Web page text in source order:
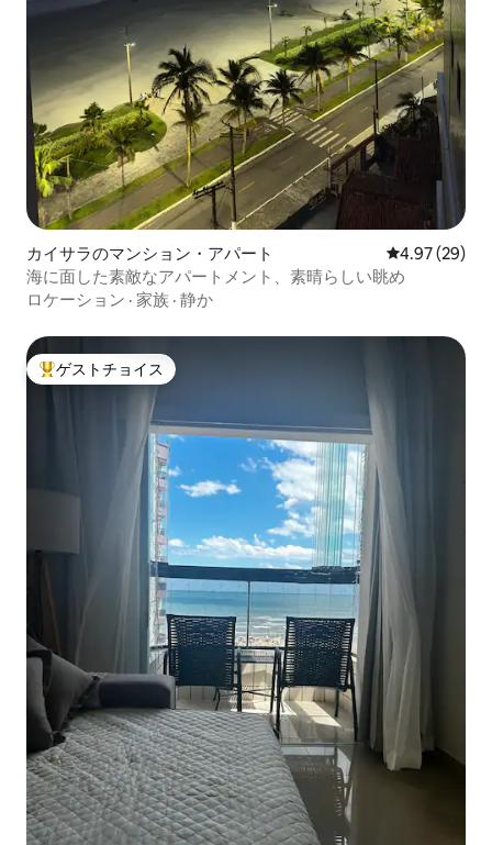
カイサラのマンション・アパート レビュー29
4.97 (29)
海に面した素敵なアパートメント、素晴らしい眺め
ロケーション · 家族 · 静か
大好評のゲストチョイスです。
ゲストチョイス